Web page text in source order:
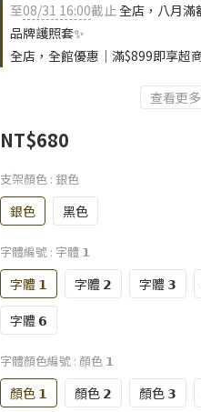
至08/31 16:00截止全店，八月滿
品牌護照套✨
全店，全館優惠｜滿$899即享超
查看更多
NT$680
支架顏色 : 銀色
銀色 黑色
字體編號 : 字體 𝟭
字體 𝟭 字體 𝟮 字體 𝟯
字體 𝟲
字體顏色編號 : 顏色 𝟭
顏色 𝟭 顏色 𝟮 顏色 𝟯